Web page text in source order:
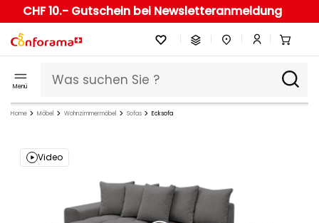
CHF 10.- Gutschein bei Newsletteranmeldung
Menü
Home Möbel Wohnzimmermöbel Sofas Ecksofa
Video